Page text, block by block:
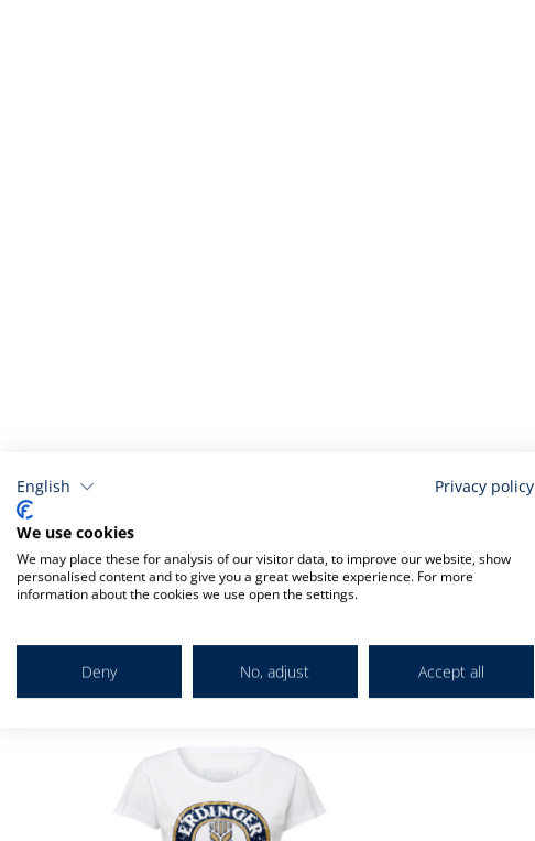
Verwandt
English Privacy policy
We use cookies
We may place these for analysis of our visitor data, to improve our website, show
personalised content and to give you a great website experience. For more
information about the cookies we use open the settings.
Deny No, adjust Accept all